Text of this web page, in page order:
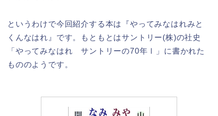
というわけで今回紹介する本は『やってみなはれみと
くんなはれ』です。もともとはサントリー(株)の社史
「やってみなはれ サントリーの70年Ⅰ」に書かれた
もののようです。